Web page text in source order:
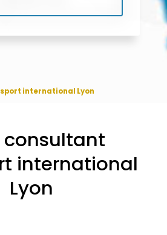
international Lyon
consultant
international
Lyon